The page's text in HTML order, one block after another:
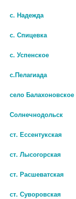
САЛФЕТКИ С МАГНИТОМ
ПЫЛЬНАЯ РОЗА XYZ-001
143 руб.
шт
В КОРЗИНУ
с. Надежда
с. Спицевка
с. Успенское
с.Пелагиада
село Балахоновское
Солнечнодольск
ст. Ессентукская
ст. Лысогорская
ст. Расшеватская
ст. Суворовская